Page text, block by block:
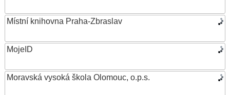
Místní knihovna Praha-Zbraslav
MojeID
Moravská vysoká škola Olomouc, o.p.s.